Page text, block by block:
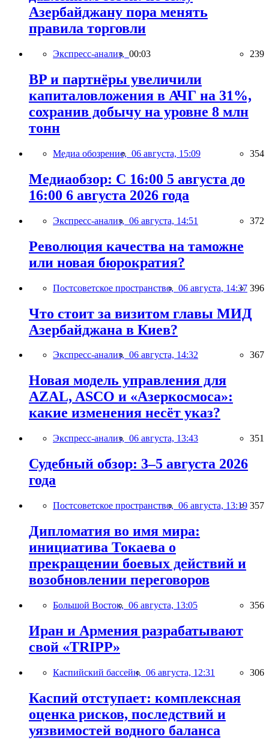
Азербайджану пора менять
правила торговли
Экспресс-анализ, 00:03 239
BP и партнёры увеличили
капиталовложения в АЧГ на 31%,
сохранив добычу на уровне 8 млн
тонн
Медиа обозрение, 06 августа, 15:09 354
Медиаобзор: С 16:00 5 августа до
16:00 6 августа 2026 года
Экспресс-анализ, 06 августа, 14:51 372
Революция качества на таможне
или новая бюрократия?
Постсоветское пространство, 06 августа, 14:37 396
Что стоит за визитом главы МИД
Азербайджана в Киев?
Экспресс-анализ, 06 августа, 14:32 367
Новая модель управления для
AZAL, ASCO и «Азеркосмоса»:
какие изменения несёт указ?
Экспресс-анализ, 06 августа, 13:43 351
Судебный обзор: 3–5 августа 2026
года
Постсоветское пространство, 06 августа, 13:19 357
Дипломатия во имя мира:
инициатива Токаева о
прекращении боевых действий и
возобновлении переговоров
Большой Восток, 06 августа, 13:05 356
Иран и Армения разрабатывают
свой «TRIPP»
Каспийский бассейн, 06 августа, 12:31 306
Каспий отступает: комплексная
оценка рисков, последствий и
уязвимостей водного баланса